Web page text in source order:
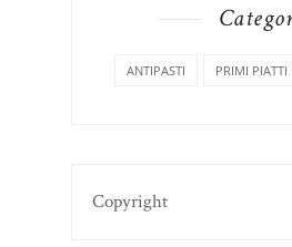
ANTIPASTI PRIMI PIATTI
Copyright